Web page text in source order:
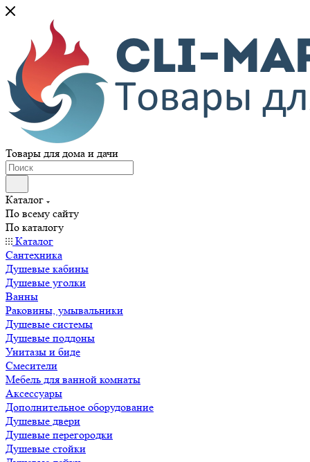
Товары для дома и дачи
Каталог
По всему сайту
По каталогу
Каталог
Сантехника
Душевые кабины
Душевые уголки
Ванны
Раковины, умывальники
Душевые системы
Душевые поддоны
Унитазы и биде
Смесители
Мебель для ванной комнаты
Аксессуары
Дополнительное оборудование
Душевые двери
Душевые перегородки
Душевые стойки